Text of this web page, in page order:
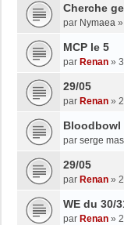
Cherche
par Nymaea »
MCP le 5
par Renan »
29/05
par Renan »
Bloodbowl
par serge
29/05
par Renan »
WE du 30/
par Renan »